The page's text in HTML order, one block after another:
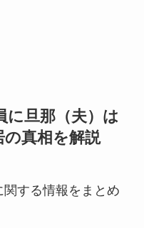
に旦那（夫）は
の真相を解説
する情報をまとめ